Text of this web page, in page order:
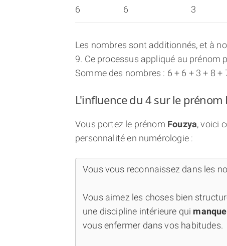
6 6 3
Les nombres sont additionnés, et à
9. Ce processus appliqué au prénom
Somme des nombres : 6 + 6 + 3 + 8 +
L'influence du 4 sur le prénom
Vous portez le prénom Fouzya, voici
personnalité en numérologie :
Vous vous reconnaissez dans les
Vous aimez les choses bien
une discipline intérieure qui
vous enfermer dans vos habitudes.